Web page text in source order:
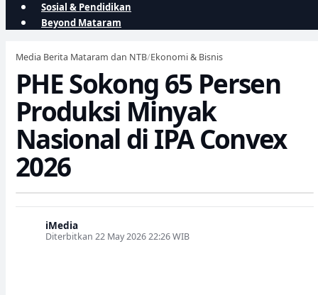
Sosial & Pendidikan
Beyond Mataram
Media Berita Mataram dan NTB/Ekonomi & Bisnis
PHE Sokong 65 Persen
Produksi Minyak
Nasional di IPA Convex
2026
iMedia
Diterbitkan 22 May 2026 22:26 WIB